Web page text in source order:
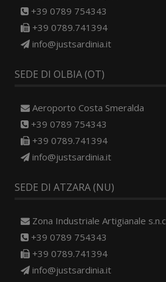
+39 0789 754343
+39 0789.741394
info@justsardinia.it
SEDE DI OLBIA (OT)
Aeroporto Costa Smeralda
+39 0789 754343
+39 0789.741394
info@justsardinia.it
SEDE DI ATZARA (NU)
Zona Industriale Artigianale s.n.c
+39 0789 754343
+39 0789.741394
info@justsardinia.it